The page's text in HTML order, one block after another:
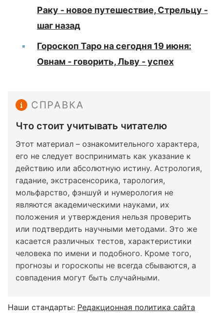
Раку - новое путешествие, Стрельцу -
шаг назад
Гороскоп Таро на сегодня 19 июня:
Овнам - говорить, Льву - успех
СПРАВКА
Что стоит учитывать читателю
Этот материал – ознакомительного характера,
его не следует воспринимать как указание к
действию или абсолютную истину. Астрология,
гадание, экстрасенсорика, тарология,
мольфарство, фэншуй и нумерология не
являются академическими науками, их
положения и утверждения нельзя проверить
или подтвердить научными методами. Это же
касается различных тестов, характеристики
человека по имени и подобного. Кроме того,
прогнозы и гороскопы не всегда сбываются, а
совпадения могут быть случайными.
Наши стандарты: Редакционная политика сайта